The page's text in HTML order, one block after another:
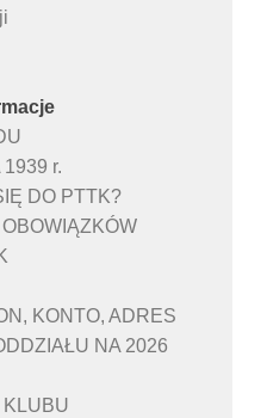
r.
DO PTTK?
KONTO, ADRES
NA 2026
KLUBU